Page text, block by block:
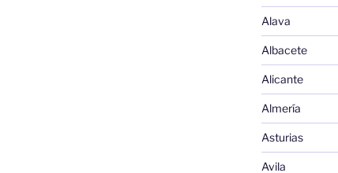
Alava
Albacete
Alicante
Almería
Asturias
Avila